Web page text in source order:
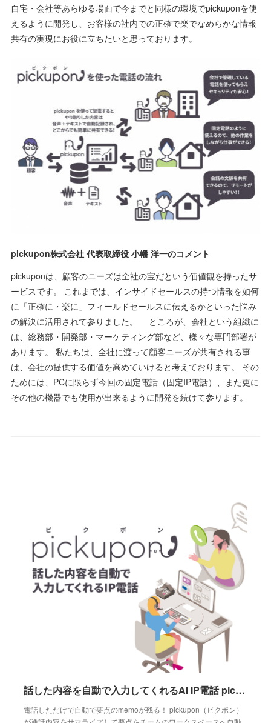
自宅・会社等あらゆる場面で今までと同様の環境でpickuponを使
えるように開発し、お客様の社内での正確で楽でなめらかな情報
共有の実現にお役に立ちたいと思っております。
pickupon株式会社 代表取締役 小幡 洋一のコメント
pickuponは、顧客のニーズは全社の宝だという価値観を持ったサ
ービスです。 これまでは、インサイドセールスの持つ情報を如何
に「正確に・楽に」フィールドセールスに伝えるかといった悩み
の解決に活用されて参りました。 ところが、会社という組織に
は、総務部・開発部・マーケティング部など、様々な専門部署が
あります。 私たちは、全社に渡って顧客ニーズが共有される事
は、会社の提供する価値を高めていけると考えております。 その
ためには、PCに限らず今回の固定電話（固定IP電話）、また更に
その他の機器でも使用が出来るように開発を続けて参ります。
話した内容を自動で入力してくれるAI IP電話 pickupon（ピクポン）
電話しただけで自動で要点のmemoが残る！ pickupon（ピクポン）